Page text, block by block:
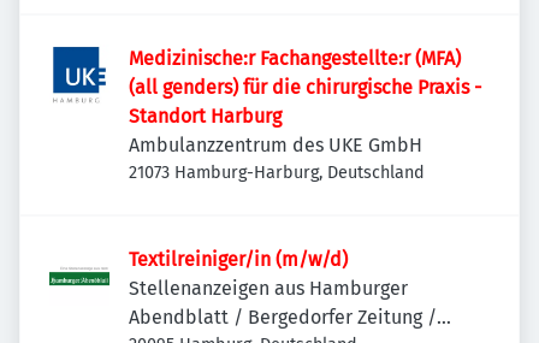
Medizinische:r Fachangestellte:r (MFA)
(all genders) für die chirurgische Praxis -
Standort Harburg
Ambulanzzentrum des UKE GmbH
21073 Hamburg-Harburg, Deutschland
Textilreiniger/in (m/w/d)
Stellenanzeigen aus Hamburger
Abendblatt / Bergedorfer Zeitung /